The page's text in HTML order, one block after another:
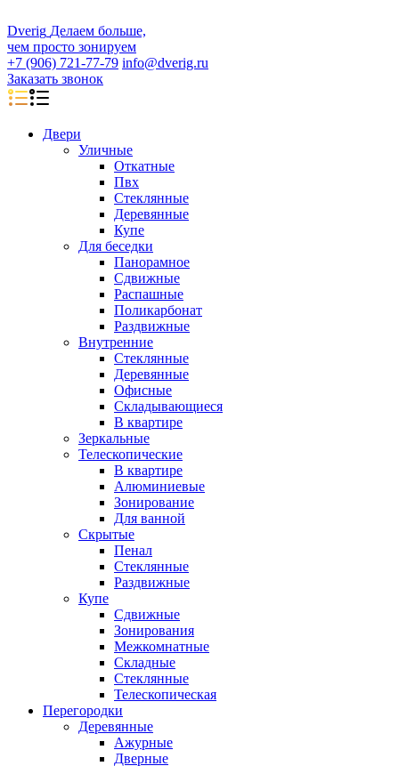
Dverig Делаем больше,
чем просто зонируем
+7 (906) 721-77-79 info@dverig.ru
Заказать звонок
Двери
Уличные
Откатные
Пвх
Стеклянные
Деревянные
Купе
Для беседки
Панорамное
Сдвижные
Распашные
Поликарбонат
Раздвижные
Внутренние
Стеклянные
Деревянные
Офисные
Складывающиеся
В квартире
Зеркальные
Телескопические
В квартире
Алюминиевые
Зонирование
Для ванной
Скрытые
Пенал
Стеклянные
Раздвижные
Купе
Сдвижные
Зонирования
Межкомнатные
Складные
Стеклянные
Телескопическая
Перегородки
Деревянные
Ажурные
Дверные